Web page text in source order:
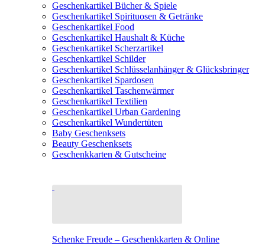
Geschenkartikel Bücher & Spiele
Geschenkartikel Spirituosen & Getränke
Geschenkartikel Food
Geschenkartikel Haushalt & Küche
Geschenkartikel Scherzartikel
Geschenkartikel Schilder
Geschenkartikel Schlüsselanhänger & Glücksbringer
Geschenkartikel Spardosen
Geschenkartikel Taschenwärmer
Geschenkartikel Textilien
Geschenkartikel Urban Gardening
Geschenkartikel Wundertüten
Baby Geschenksets
Beauty Geschenksets
Geschenkkarten & Gutscheine
Schenke Freude – Geschenkkarten & Online